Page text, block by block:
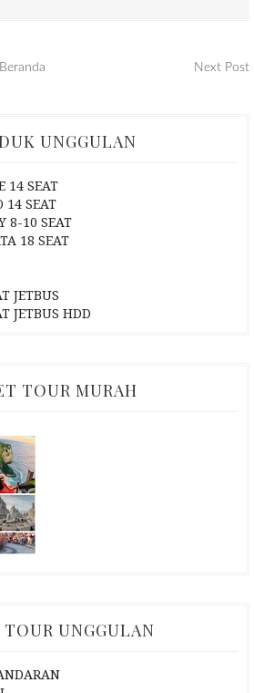
Beranda Next Post
UNGGULAN
14 SEAT
14 SEAT
8-10 SEAT
18 SEAT
JETBUS
JETBUS HDD
TOUR MURAH
TOUR UNGGULAN